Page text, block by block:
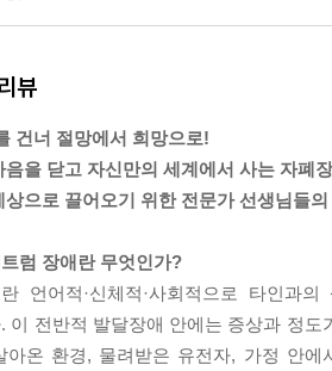
너 음악치료의 목표
놀이기술의 발달
언어표현을 촉진하기 위한 방법
너 자폐스펙트럼 장애아동의 편식
너 자폐스펙트럼 장애아동의 수면장애
너 회상하기
너 치료기관 선정
너 역통합 수업
초등학교 입학결정
렬히 저항하는 과정을 지켜보는 것은
요한 것은 시간밖에 없었다.
말에 무엇을 칭찬해야 할지 모르겠다며
찬하는 것이 그 행동을 수정하는데 훨
어렵다는 것은 알고 있지만, 나는 자폐
뷰
건너 절망에서 희망으로!
음을 닫고 자신만의 세계에서 사는 자폐
상으로 끌어오기 위한 전문가 선생님들
럼 장애란 무엇인가?
란 언어적·신체적·사회적으로 타인
이 전반적 발달장애 안에는 증상과 정
아온 환경, 물려받은 유전자, 가정 안